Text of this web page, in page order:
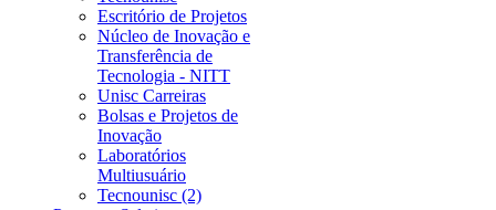
Escritório de Projetos
Núcleo de Inovação e
Transferência de
Tecnologia - NITT
Unisc Carreiras
Bolsas e Projetos de
Inovação
Laboratórios
Multiusuário
Tecnounisc (2)